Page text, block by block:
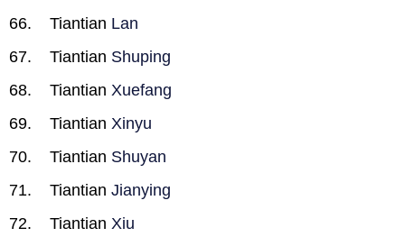
Tiantian Lan
Tiantian Shuping
Tiantian Xuefang
Tiantian Xinyu
Tiantian Shuyan
Tiantian Jianying
Tiantian Xiu